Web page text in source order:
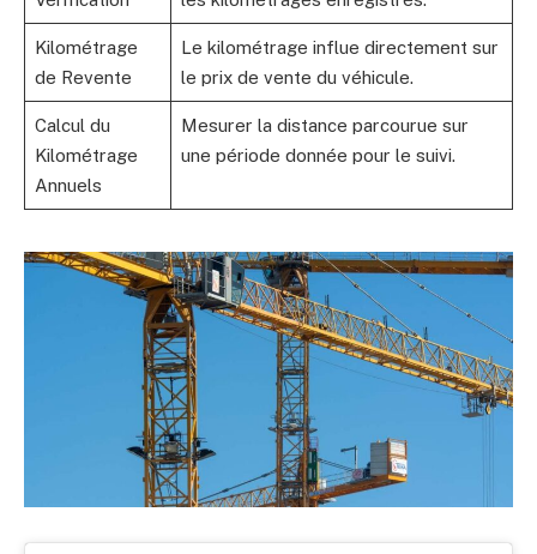
Kilométrage
de Revente
Le kilométrage influe directement sur
le prix de vente du véhicule.
Calcul du
Kilométrage
Annuels
Mesurer la distance parcourue sur
une période donnée pour le suivi.